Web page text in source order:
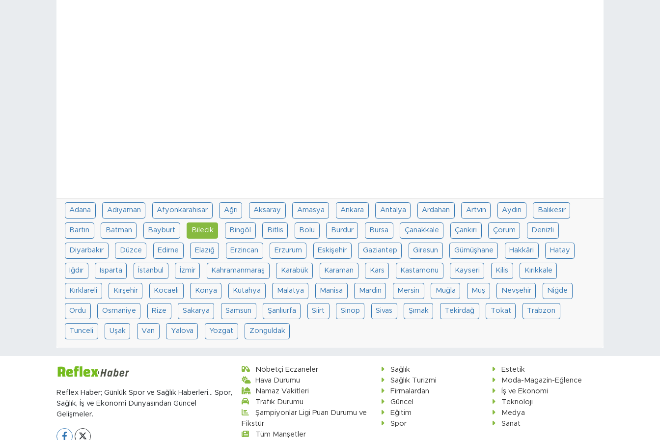
Adana Adıyaman Afyonkarahisar Ağrı Aksaray Amasya Ankara Antalya Ardahan Artvin Aydın Balıkesir
Bartın Batman Bayburt Bilecik Bingöl Bitlis Bolu Burdur Bursa Çanakkale Çankırı Çorum Denizli
Diyarbakır Düzce Edirne Elazığ Erzincan Erzurum Eskişehir Gaziantep Giresun Gümüşhane Hakkâri Hatay
Iğdır Isparta İstanbul İzmir Kahramanmaraş Karabük Karaman Kars Kastamonu Kayseri Kilis Kırıkkale
Kırklareli Kırşehir Kocaeli Konya Kütahya Malatya Manisa Mardin Mersin Muğla Muş Nevşehir Niğde
Ordu Osmaniye Rize Sakarya Samsun Şanlıurfa Siirt Sinop Sivas Şırnak Tekirdağ Tokat Trabzon
Tunceli Uşak Van Yalova Yozgat Zonguldak
Reflex Haber; Günlük Spor ve Sağlık Haberleri... Spor,
Sağlık, İş ve Ekonomi Dünyasından Güncel
Gelişmeler.
Nöbetçi Eczaneler
Hava Durumu
Namaz Vakitleri
Trafik Durumu
Şampiyonlar Ligi Puan Durumu ve
Fikstür
Tüm Manşetler
Sağlık
Estetik
Sağlık Turizmi
Moda-Magazin-Eğlence
Firmalardan
İş ve Ekonomi
Güncel
Teknoloji
Eğitim
Medya
Spor
Sanat